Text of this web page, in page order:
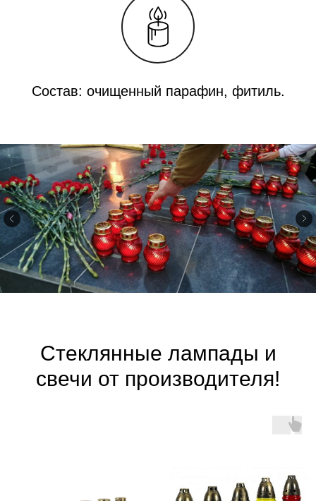
Состав: очищенный парафин, фитиль.
Стеклянные лампады и
свечи от производителя!